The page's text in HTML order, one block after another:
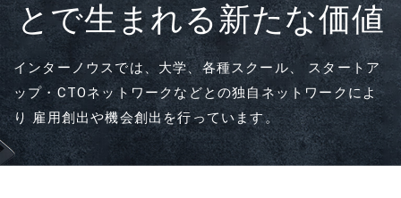
とで生まれる新たな価値
インターノウスでは、大学、各種スクール、
スタートア
ップ・CTOネットワークなどとの独自ネットワークによ
り 雇用創出や機会創出を行っています。
SERVICE サービス
RECRUIT 採用情報
PRIVACY POLICY 個人情報保護方針